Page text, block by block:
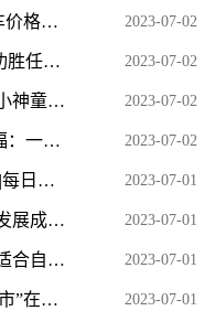
天天热消息：19年大众cc二手车价格_大众cc二手车怎么样 2023-07-02
最资讯丨入职央行11年后，潘功胜任中国人民银行党委书记 2023-07-02
福彩3D晒票《用晒票彰显福彩小神童的骄傲时刻》 2023-07-02
法布雷加斯退役，巴萨发文祝福：一位传奇告别，谢谢你️ 2023-07-02
热血街舞团陈伟霆_热血街舞团|每日头条 2023-07-01
2023年信托业年会召开 高质量发展成主题 资讯推荐 2023-07-01
肥皂拼多多选购指南,如何选择适合自己的肥皂规格 2023-07-01
环球头条：内蒙古首家“土地超市”在包头开门迎客 2023-07-01